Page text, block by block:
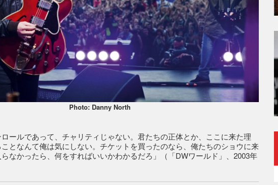
Photo: Danny North
ロールであって、チャリティじゃない。君たちの正体とか、ここに来た理
となんて俺は気にしない。チケットを買ったのなら、俺たちのショウに来
なかったら、何をすればいいかわかるだろ」（「DWワールド」、2003年